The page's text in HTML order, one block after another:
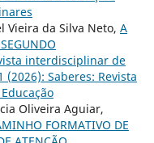
Vieira da Silva Neto, A
interdisciplinar de
(2026): Saberes: Revista
Oliveira Aguiar,
FORMATIVO DE